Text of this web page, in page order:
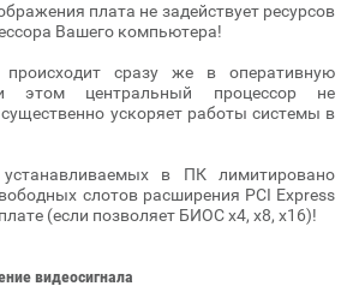
плата не задействует ресурсов
Вашего компьютера!
сразу же в оперативную
центральный процессор не
существенно ускоряет работы системы в
устанавливаемых в ПК лимитировано
слотов расширения PCI Express
(если позволяет БИОС x4, x8, x16)!
видеосигнала